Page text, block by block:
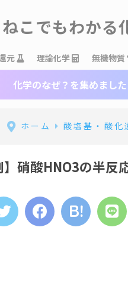
ねこでもわかる
元 理論化学 無機物質
化学のなぜ？を集めました
ホーム 酸塩基・酸化
】硝酸HNO3の半反